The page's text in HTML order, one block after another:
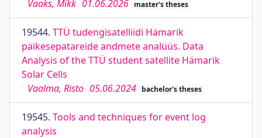
Vaaks, Mikk 01.06.2026 master's theses
19544. TTÜ tudengisatelliidi Hämarik
päikesepatareide andmete analüüs. Data
Analysis of the TTÜ student satellite Hämarik
Solar Cells
Vaalma, Risto 05.06.2024 bachelor's theses
19545. Tools and techniques for event log
analysis